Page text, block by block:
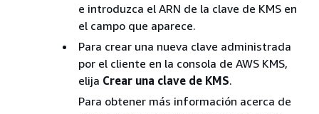
e introduzca el ARN de la clave de KMS en
el campo que aparece.
Para crear una nueva clave administrada
por el cliente en la consola de AWS KMS,
elija Crear una clave de KMS.
Para obtener más información acerca de